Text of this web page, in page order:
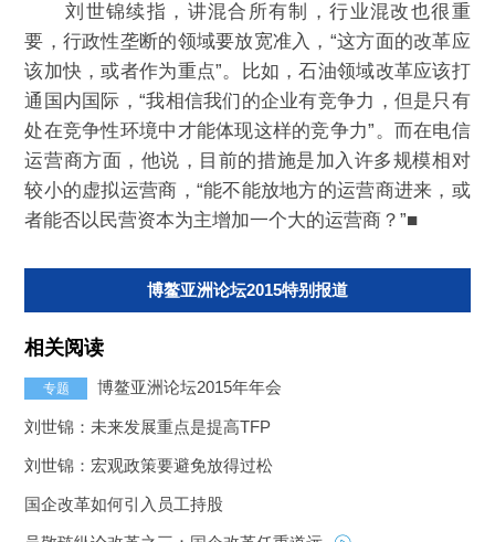
刘世锦续指，讲混合所有制，行业混改也很重
要，行政性垄断的领域要放宽准入，“这方面的改革应
该加快，或者作为重点”。比如，石油领域改革应该打
通国内国际，“我相信我们的企业有竞争力，但是只有
处在竞争性环境中才能体现这样的竞争力”。而在电信
运营商方面，他说，目前的措施是加入许多规模相对
较小的虚拟运营商，“能不能放地方的运营商进来，或
者能否以民营资本为主增加一个大的运营商？”■
博鳌亚洲论坛2015特别报道
相关阅读
专题 博鳌亚洲论坛2015年年会
刘世锦：未来发展重点是提高TFP
刘世锦：宏观政策要避免放得过松
国企改革如何引入员工持股